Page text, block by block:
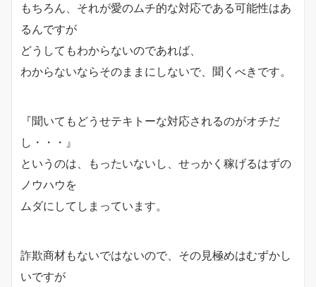
もちろん、それが愛のムチ的な対応である可能性はあ
るんですが
どうしてもわからないのであれば、
わからないならそのままにしないで、聞くべきです。
『聞いてもどうせテキトーな対応されるのがオチだ
し・・・』
というのは、もったいないし、せっかく稼げるはずの
ノウハウを
ムダにしてしまっています。
詐欺商材もないではないので、その見極めはむずかし
いですが